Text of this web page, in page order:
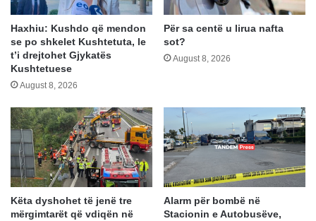
Haxhiu: Kushdo që mendon
se po shkelet Kushtetuta, le
t’i drejtohet Gjykatës
Kushtetuese
August 8, 2026
Për sa centë u lirua nafta
sot?
August 8, 2026
Këta dyshohet të jenë tre
mërgimtarët që vdiqën në
Alarm për bombë në
Stacionin e Autobusëve,